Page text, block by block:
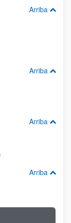
Arriba
Arriba
Arriba
Arriba